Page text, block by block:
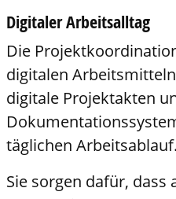
Digitaler Arbeitsalltag
Die
digitalen
digitale Projektakten
täglichen Arbeitsablauf.
Sie sorgen dafür, dass